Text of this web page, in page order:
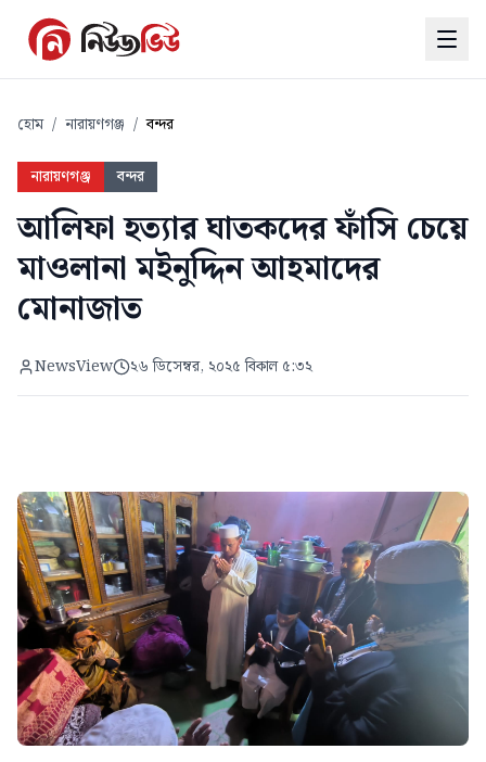
হোম / নারায়ণগঞ্জ / বন্দর
নারায়ণগঞ্জ বন্দর
আলিফা হত্যার ঘাতকদের ফাঁসি চেয়ে
মাওলানা মইনুদ্দিন আহমাদের
মোনাজাত
NewsView ২৬ ডিসেম্বর, ২০২৫ বিকাল ৫:৩২